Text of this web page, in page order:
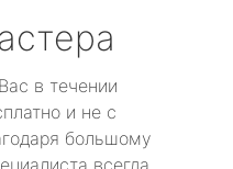
в течении
и не с
большому
всегда